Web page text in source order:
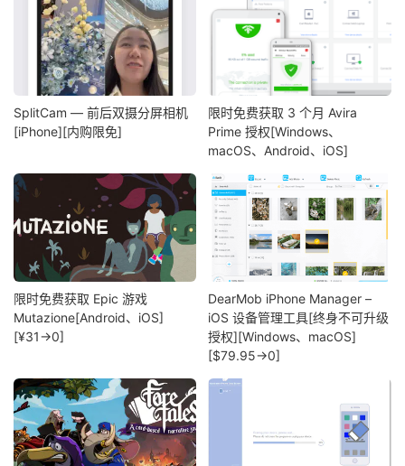
SplitCam — 前后双摄分屏相机
[iPhone][内购限免]
限时免费获取 3 个月 Avira
Prime 授权[Windows、
macOS、Android、iOS]
限时免费获取 Epic 游戏
Mutazione[Android、iOS]
[¥31→0]
DearMob iPhone Manager –
iOS 设备管理工具[终身不可升级
授权][Windows、macOS]
[$79.95→0]